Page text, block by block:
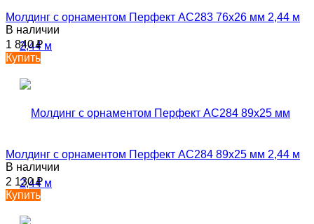
Молдинг с орнаментом Перфект AC283 76х26 мм 2,44 м
В наличии
1 840₽
Купить
Молдинг с орнаментом Перфект AC284 89х25 мм 2,44 м
В наличии
2 130₽
Купить